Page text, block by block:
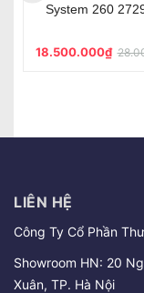
System 260
18.500.000₫
LIÊN HỆ
Công Ty Cổ Phần
Showroom HN: 20
Xuân, TP. Hà Nội